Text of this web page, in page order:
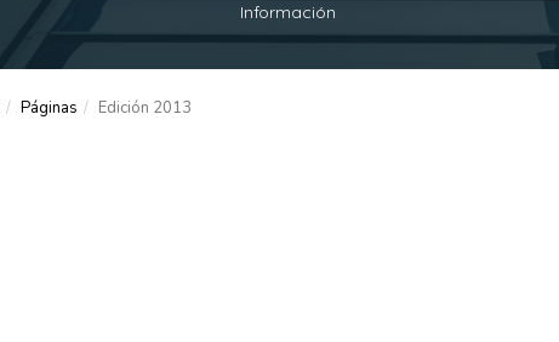
Información
Páginas Edición 2013